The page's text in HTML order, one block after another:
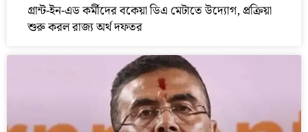
গ্রান্ট-ইন-এড কর্মীদের বকেয়া ডিএ মেটাতে উদ্যোগ, প্রক্রিয়া
শুরু করল রাজ্য অর্থ দফতর